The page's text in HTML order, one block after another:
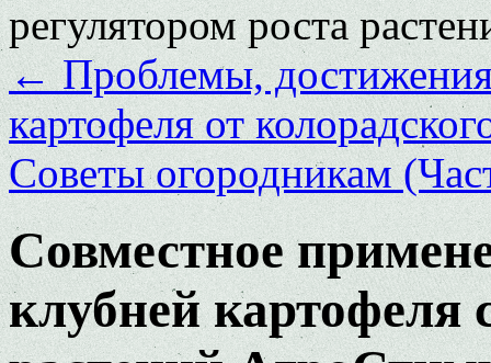
регулятором роста
←Проблемы,
картофеля от
Советы огородникам
Совместное
клубней картофеля